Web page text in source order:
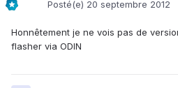
Posté(e) 20 septembre 2012
Honnêtement je ne vois pas de
flasher via ODIN